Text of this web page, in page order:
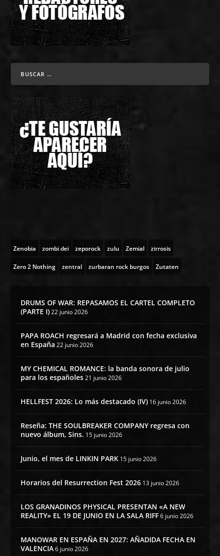
Zenobia zombi dei zeporock zulu Zemial zirrosis
Zero 2 Nothing zentral zurbaran rock burgos Zutaten
DRUMS OF WAR: REPASAMOS EL CARTEL COMPLETO
(PARTE I) 22 junio 2026
PAPA ROACH regresará a Madrid con fecha exclusiva
en España 22 junio 2026
MY CHEMICAL ROMANCE: la banda sonora de julio
para los españoles 21 junio 2026
HELLFEST 2026: Lo más destacado (IV) 16 junio 2026
Reseña: THE SOULBREAKER COMPANY regresa con
nuevo álbum, Sins. 15 junio 2026
Junio, el mes de LINKIN PARK 15 junio 2026
Horarios del Resurrection Fest 2026 13 junio 2026
LOS GRANADINOS PHYSICAL PRESENTAN «A NEW
REALITY» EL 19 DE JUNIO EN LA SALA RIFF 6 junio 2026
MANOWAR EN ESPAÑA EN 2027: AÑADIDA FECHA EN
VALENCIA 6 junio 2026